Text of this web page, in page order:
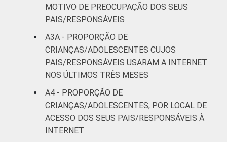
De 13 a 14
anos
De 15 a 17
anos
FAMILIAR
Mais de 1
SM até 2 SM
24
MOTIVO DE PREOCUPAÇÃO DOS SEUS
PAIS/RESPONSÁVEIS
A3A - PROPORÇÃO DE
CRIANÇAS/ADOLESCENTES CUJOS
PAIS/RESPONSÁVEIS USARAM A INTERNET
NOS ÚLTIMOS TRÊS MESES
A4 - PROPORÇÃO DE
CRIANÇAS/ADOLESCENTES, POR LOCAL DE
ACESSO DOS SEUS PAIS/RESPONSÁVEIS À
INTERNET